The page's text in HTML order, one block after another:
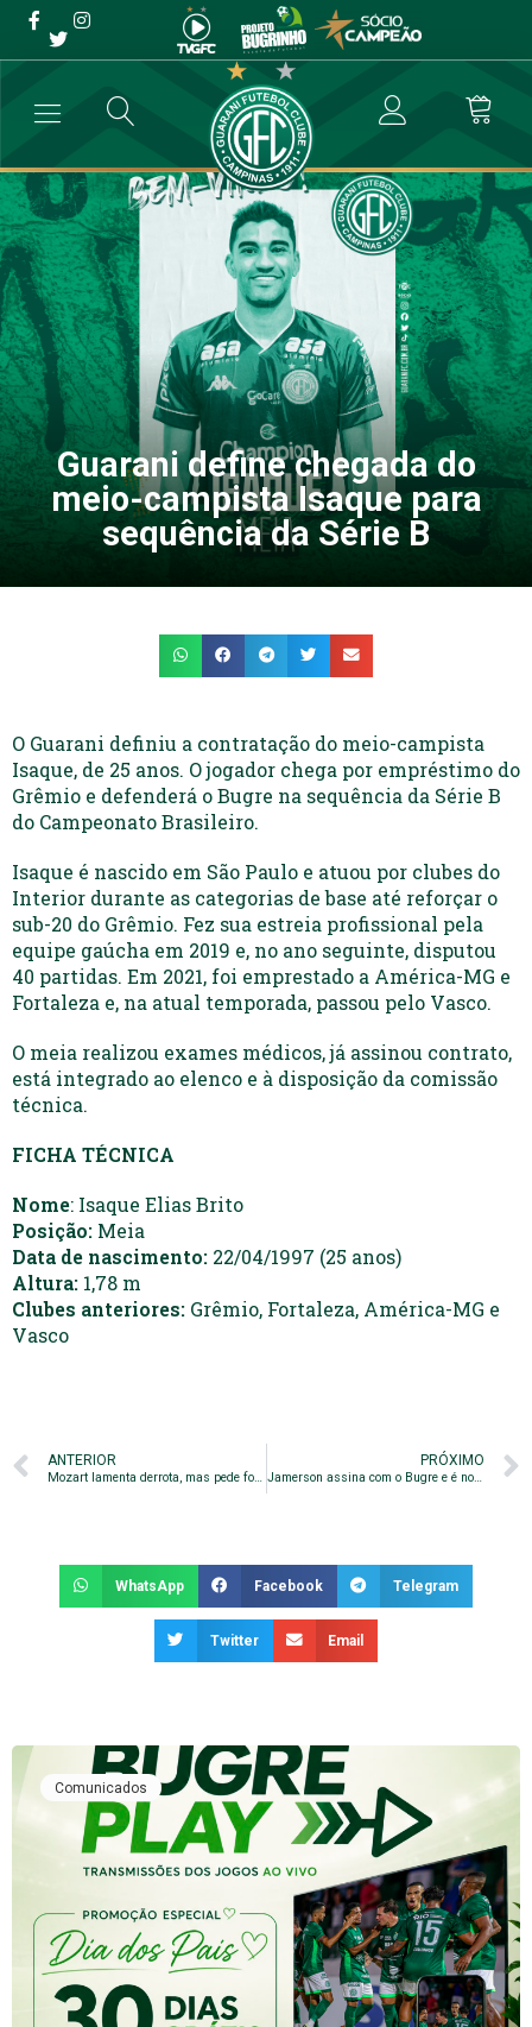
Guarani define chegada do
meio-campista Isaque para
sequência da Série B
→ Destaque Guarani define chegada do meio-campista Isaque
Guarani define chegada do
meio-campista Isaque para
sequência da Série B
O Guarani definiu a contratação do meio-campista
Isaque, de 25 anos. O jogador chega por empréstimo do
Grêmio e defenderá o Bugre na sequência da Série B
do Campeonato Brasileiro.
Isaque é nascido em São Paulo e atuou por clubes do
Interior durante as categorias de base até reforçar o
sub-20 do Grêmio. Fez sua estreia profissional pela
equipe gaúcha em 2019 e, no ano seguinte, disputou
40 partidas. Em 2021, foi emprestado a América-MG e
Fortaleza e, na atual temporada, passou pelo Vasco.
O meia realizou exames médicos, já assinou contrato,
está integrado ao elenco e à disposição da comissão
técnica.
FICHA TÉCNICA
Nome: Isaque Elias Brito
Posição: Meia
Data de nascimento: 22/04/1997 (25 anos)
Altura: 1,78 m
Clubes anteriores: Grêmio, Fortaleza, América-MG e
Vasco
ANTERIOR
Mozart lamenta derrota, mas pede foco em recuperação: ‘Ter força para reagir’
PRÓXIMO
Jamerson assina com o Bugre e é nova opção para a lateral-esquerda
WhatsApp Facebook Telegram
Twitter Email
Comunicados